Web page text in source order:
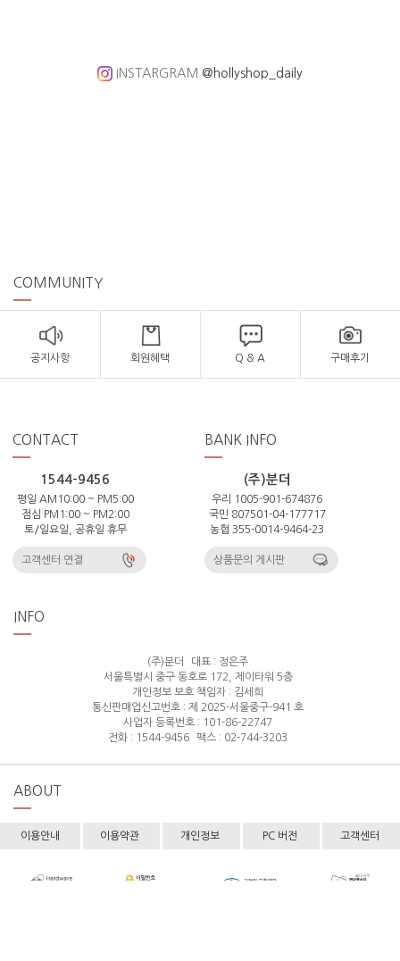
INSTARGRAM @hollyshop_daily
COMMUNITY
공지사항 회원혜택 Q & A 구매후기
CONTACT
1544-9456
평일 AM10:00 ~ PM5:00
점심 PM1:00 ~ PM2:00
토/일요일, 공휴일 휴무
고객센터 연결
BANK INFO
(주)분더
우리 1005-901-674876
국민 807501-04-177717
농협 355-0014-9464-23
상품문의 게시판
INFO
(주)분더
대표 : 정은주
서울특별시 중구 동호로 172, 제이타워 5층
개인정보 보호 책임자 : 김세희
통신판매업신고번호 : 제 2025-서울중구-941 호
사업자 등록번호 : 101-86-22747
전화 : 1544-9456
팩스 : 02-744-3203
ABOUT
이용안내 이용약관 개인정보 PC 버전 고객센터